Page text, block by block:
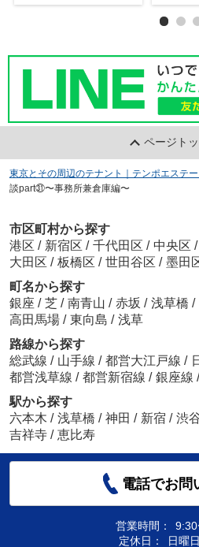
ページト
東京とその周辺のテナント｜テンポエステー
談part㉛〜事務所兼倉庫編〜
市区町村から探す
港区 / 新宿区 / 千代田区 / 中央区 /
大田区 / 板橋区 / 世田谷区 / 墨田
町名から探す
銀座 / 芝 / 南青山 / 赤坂 / 浅草橋 /
高田馬場 / 東向島 / 浅草
路線から探す
総武線 / 山手線 / 都営大江戸線 /
都営浅草線 / 都営新宿線 / 銀座線 /
駅から探す
六本木 / 浅草橋 / 神田 / 新宿 / 渋
吉祥寺 / 恵比寿
電話でお問
営業時間：
定休日：
日曜